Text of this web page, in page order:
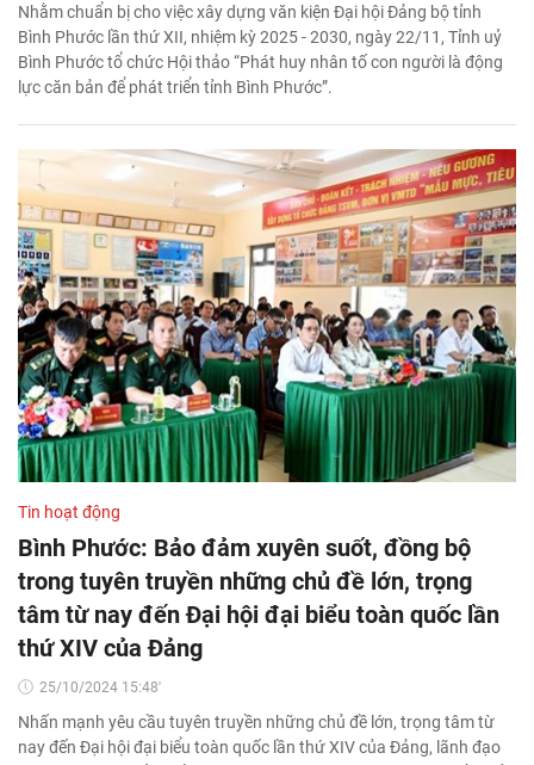
Nhằm chuẩn bị cho việc xây dựng văn kiện Đại hội Đảng bộ tỉnh
Bình Phước lần thứ XII, nhiệm kỳ 2025 - 2030, ngày 22/11, Tỉnh uỷ
Bình Phước tổ chức Hội thảo “Phát huy nhân tố con người là động
lực căn bản để phát triển tỉnh Bình Phước”.
Tin hoạt động
Bình Phước: Bảo đảm xuyên suốt, đồng bộ
trong tuyên truyền những chủ đề lớn, trọng
tâm từ nay đến Đại hội đại biểu toàn quốc lần
thứ XIV của Đảng
25/10/2024 15:48'
Nhấn mạnh yêu cầu tuyên truyền những chủ đề lớn, trọng tâm từ
nay đến Đại hội đại biểu toàn quốc lần thứ XIV của Đảng, lãnh đạo